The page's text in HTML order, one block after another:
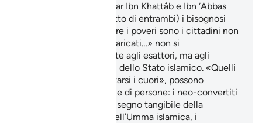
islamico. Secondo ‘Umar Ibn Khattâb e Ibn ‘Abbas
(che Allah sia soddisfatto di entrambi) i bisognosi
sono musulmani, mentre i poveri sono i cittadini non
musulmani. «Quelli incaricati…» non si
riferisce particolarmente agli esattori, ma agli
stipendi dei dipendenti dello Stato islamico. «Quelli
di cui bisogna conquistarsi i cuori», possono
essere diverse categorie di persone: i neo-convertiti
ai quali è bene dare un segno tangibile della
solidarietà all’interno dell’Umma islamica, i